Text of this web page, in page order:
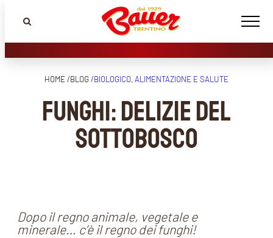
HOME /BLOG /BIOLOGICO, ALIMENTAZIONE E SALUTE
Funghi: delizie del
sottobosco
Dopo il regno animale, vegetale e
minerale… c’è il regno dei funghi!